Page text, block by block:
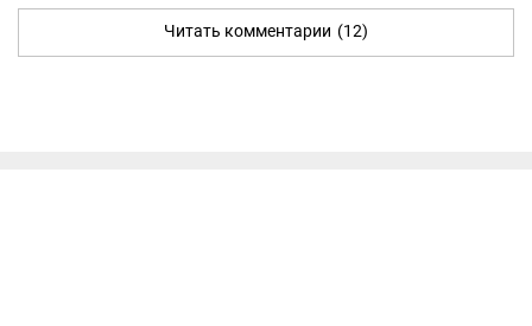
Читать комментарии (12)